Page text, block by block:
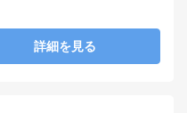
詳細を見る